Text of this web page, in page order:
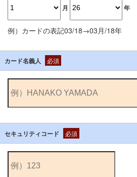
月 年
例）カードの表記03/18→03月/18年
カード名義人 必須
セキュリティコード 必須